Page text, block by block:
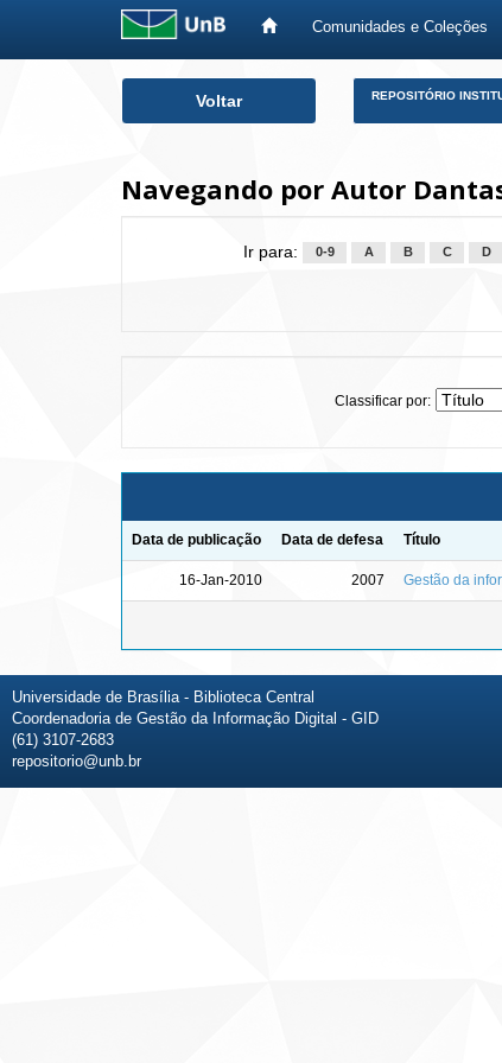
Comunidades e Coleções
Voltar REPOSITÓRIO
Navegando por Autor
Ir para: 0-9 A B C D
Classificar por:
Data de publicação Data de defesa Título
16-Jan-2010 2007 Gestão da
Universidade de Brasília - Biblioteca Central
Coordenadoria de Gestão da Informação Digital - GID
(61) 3107-2683
repositorio@unb.br